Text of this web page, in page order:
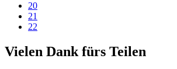
20
21
22
Vielen Dank fürs Teilen